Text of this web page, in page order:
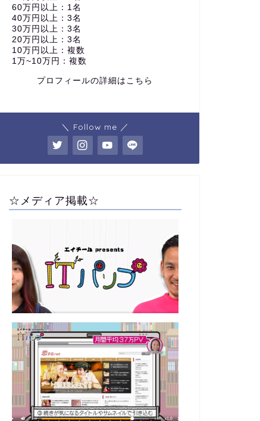
60万円以上：1名
40万円以上：3名
30万円以上：3名
20万円以上：3名
10万円以上：複数
1万~10万円：複数
プロフィールの詳細はこちら
＼ Follow me ／
☆メディア掲載☆